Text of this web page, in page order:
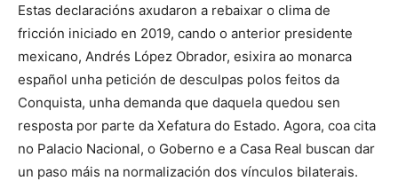
Estas declaracións axudaron a rebaixar o clima de
fricción iniciado en 2019, cando o anterior presidente
mexicano, Andrés López Obrador, esixira ao monarca
español unha petición de desculpas polos feitos da
Conquista, unha demanda que daquela quedou sen
resposta por parte da Xefatura do Estado. Agora, coa cita
no Palacio Nacional, o Goberno e a Casa Real buscan dar
un paso máis na normalización dos vínculos bilaterais.